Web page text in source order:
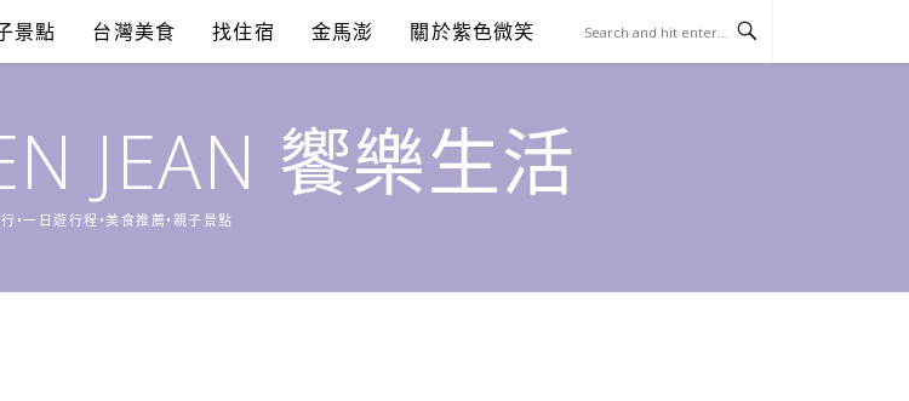
景點 台灣美食 找住宿 金馬澎 關於紫色微笑
JEAN 饗樂生活
•一日遊行程•美食推薦•親子景點